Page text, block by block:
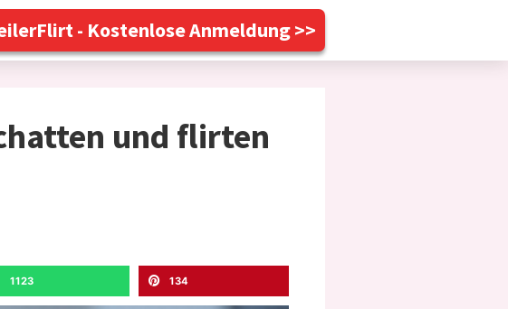
- Kostenlose Anmeldung >>
und flirten
1123 134